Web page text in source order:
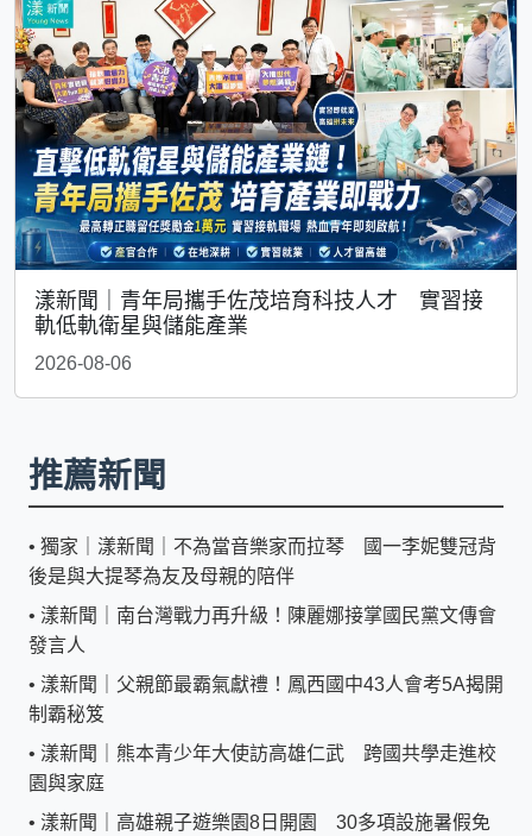
漾新聞｜青年局攜手佐茂培育科技人才 實習接
軌低軌衛星與儲能產業
2026-08-06
推薦新聞
• 獨家｜漾新聞｜不為當音樂家而拉琴 國一李妮雙冠背
後是與大提琴為友及母親的陪伴
• 漾新聞｜南台灣戰力再升級！陳麗娜接掌國民黨文傳會
發言人
• 漾新聞｜父親節最霸氣獻禮！鳳西國中43人會考5A揭開
制霸秘笈
• 漾新聞｜熊本青少年大使訪高雄仁武 跨國共學走進校
園與家庭
• 漾新聞｜高雄親子遊樂園8日開園 30多項設施暑假免